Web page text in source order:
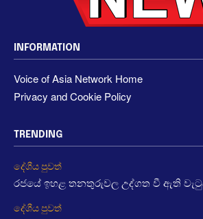
INFORMATION
Voice of Asia Network Home
Privacy and Cookie Policy
TRENDING
දේශීය පුවත්
රජයේ ඉහළ තනතුරුවල උද්ගත වී ඇති වැටුප්
දේශීය පුවත්